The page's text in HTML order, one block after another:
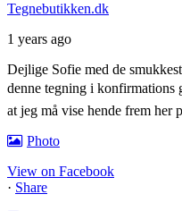
Tegnebutikken.dk
1 years ago
Dejlige Sofie med de
denne tegning i
at jeg må vise hende frem her
Photo
View on Facebook
· Share